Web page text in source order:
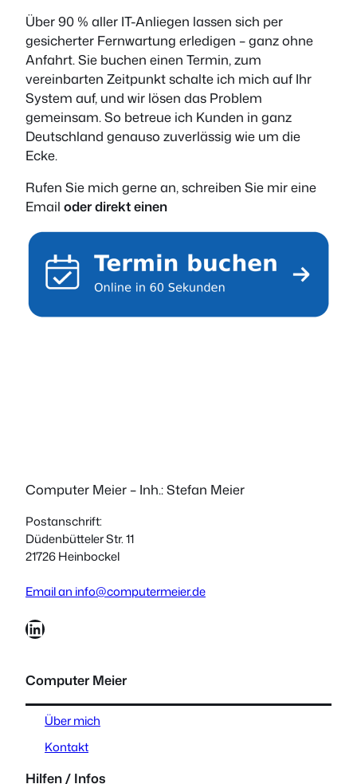
Über 90 % aller IT-Anliegen lassen sich per
gesicherter Fernwartung erledigen – ganz ohne
Anfahrt. Sie buchen einen Termin, zum
vereinbarten Zeitpunkt schalte ich mich auf Ihr
System auf, und wir lösen das Problem
gemeinsam. So betreue ich Kunden in ganz
Deutschland genauso zuverlässig wie um die
Ecke.
Rufen Sie mich gerne an, schreiben Sie mir eine
Email oder direkt einen
Computer Meier – Inh.: Stefan Meier
Postanschrift:
Düdenbütteler Str. 11
21726 Heinbockel
Email an info@computermeier.de
LinkedIn
Computer Meier
Über mich
Kontakt
Hilfen / Infos